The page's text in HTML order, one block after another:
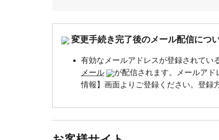
変更手続き完了後のメール配信につ
有効なメールアドレスが登録されてい
メール
が配信されます。メールア
情報】画面よりご登録ください。登録